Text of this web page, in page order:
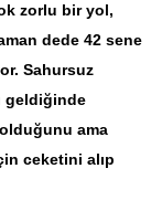
zorlu bir yol,
dede 42 sene
Sahursuz
geldiğinde
olduğunu ama
ceketini alıp